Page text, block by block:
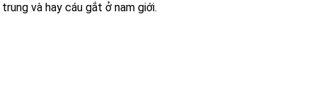
và hay cáu gắt ở nam giới.